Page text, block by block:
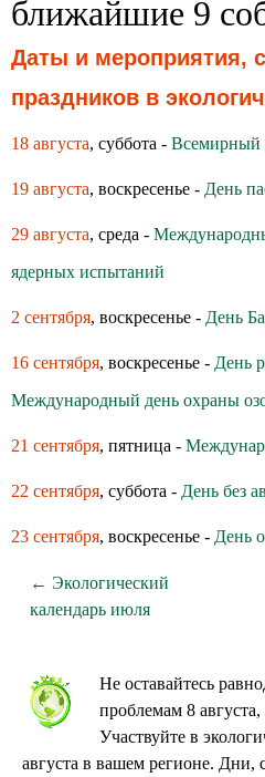
ближайшие 9
Даты и мероприятия,
праздников в
18 августа, суббота - Всемирный
19 августа, воскресенье - День
29 августа, среда -
ядерных испытаний
2 сентября, воскресенье - День
16 сентября, воскресенье - День
Международный день охраны
21 сентября, пятница -
22 сентября, суббота - День без
23 сентября, воскресенье - День
← Экологический
календарь июля
Не оставайтесь
проблемам 8
Участвуйте в
августа в вашем регионе. Дни,